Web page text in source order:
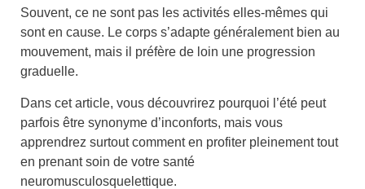
Souvent, ce ne sont pas les activités elles-mêmes qui
sont en cause. Le corps s’adapte généralement bien au
mouvement, mais il préfère de loin une progression
graduelle.
Dans cet article, vous découvrirez pourquoi l’été peut
parfois être synonyme d’inconforts, mais vous
apprendrez surtout comment en profiter pleinement tout
en prenant soin de votre santé
neuromusculosquelettique.